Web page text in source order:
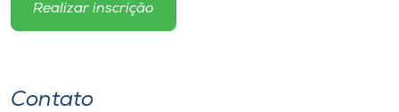
Realizar inscrição
Contato